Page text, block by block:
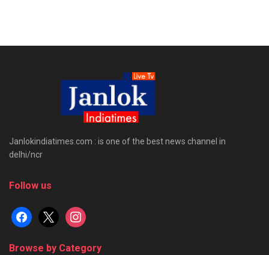
Janlokindiatimes.com : is one of the best news channel in
delhi/ncr
Follow us
facebook
x instagram
Browse by Category